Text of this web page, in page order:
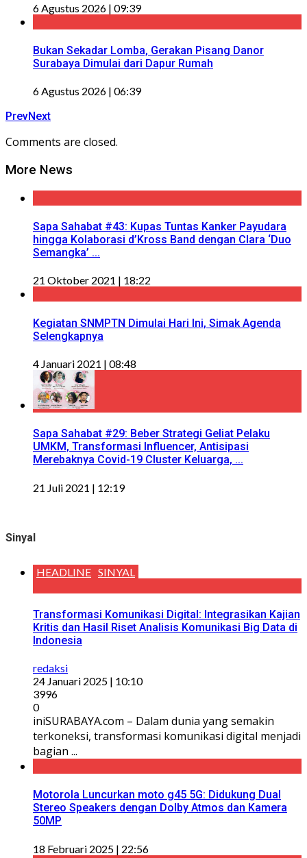
6 Agustus 2026 | 09:39
Bukan Sekadar Lomba, Gerakan Pisang Danor
Surabaya Dimulai dari Dapur Rumah
6 Agustus 2026 | 06:39
PrevNext
Comments are closed.
More News
Sapa Sahabat #43: Kupas Tuntas Kanker Payudara
hingga Kolaborasi d’Kross Band dengan Clara ‘Duo
Semangka’ ...
21 Oktober 2021 | 18:22
Kegiatan SNMPTN Dimulai Hari Ini, Simak Agenda
Selengkapnya
4 Januari 2021 | 08:48
Sapa Sahabat #29: Beber Strategi Geliat Pelaku
UMKM, Transformasi Influencer, Antisipasi
Merebaknya Covid-19 Cluster Keluarga, ...
21 Juli 2021 | 12:19
Sinyal
HEADLINE SINYAL
Transformasi Komunikasi Digital: Integrasikan Kajian
Kritis dan Hasil Riset Analisis Komunikasi Big Data di
Indonesia
redaksi
24 Januari 2025 | 10:10
3996
0
iniSURABAYA.com – Dalam dunia yang semakin
terkoneksi, transformasi komunikasi digital menjadi
bagian ...
Motorola Luncurkan moto g45 5G: Didukung Dual
Stereo Speakers dengan Dolby Atmos dan Kamera
50MP
18 Februari 2025 | 22:56